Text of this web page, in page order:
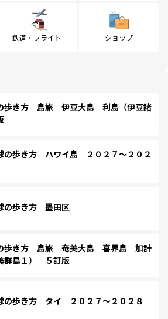
鉄道・フライト ショップ
歩き方 島旅 伊豆大島 利島（伊豆諸
の歩き方 ハワイ島 ２０２７～２０２
の歩き方 墨田区
歩き方 島旅 奄美大島 喜界島 加計
群島１） ５訂版
の歩き方 タイ ２０２７～２０２８